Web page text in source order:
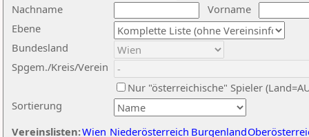
Nachname
Vorname
Ebene
Sortierung
Bundesland
Spgem./Kreis/Verein
Nur "österreichische" Spieler
Vereinslisten:Wien Niederösterreich Burgenland